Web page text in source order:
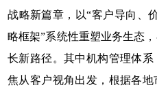
战略新篇章，以“客户导向、
略框架”系统性重塑业务生态
长新路径。其中机构管理体
焦从客户视角出发，根据各